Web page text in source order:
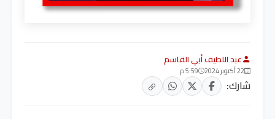
عبد اللطيف أبي القاسم
22 أكتوبر 2024 5:59 م
شارك: